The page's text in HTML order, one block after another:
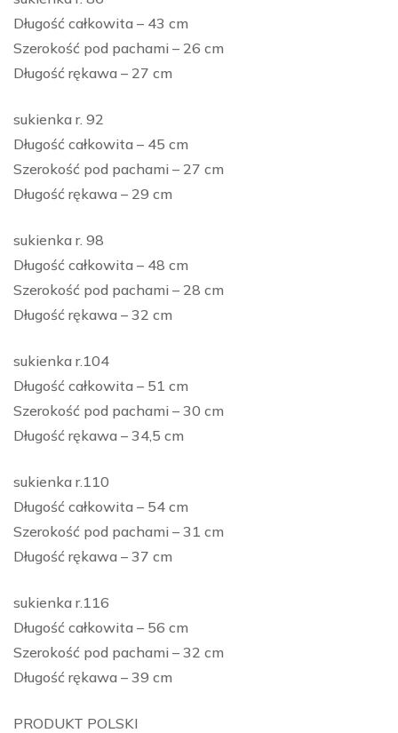
Długość całkowita – 43 cm
Szerokość pod pachami – 26 cm
Długość rękawa – 27 cm
sukienka r. 92
Długość całkowita – 45 cm
Szerokość pod pachami – 27 cm
Długość rękawa – 29 cm
sukienka r. 98
Długość całkowita – 48 cm
Szerokość pod pachami – 28 cm
Długość rękawa – 32 cm
sukienka r.104
Długość całkowita – 51 cm
Szerokość pod pachami – 30 cm
Długość rękawa – 34,5 cm
sukienka r.110
Długość całkowita – 54 cm
Szerokość pod pachami – 31 cm
Długość rękawa – 37 cm
sukienka r.116
Długość całkowita – 56 cm
Szerokość pod pachami – 32 cm
Długość rękawa – 39 cm
PRODUKT POLSKI